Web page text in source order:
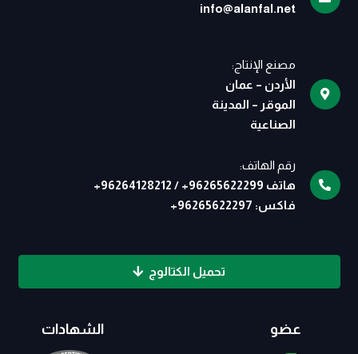
info@alanfal.net
مصنع الإنتاج:
الأردن – عمان
الموقر – المدينة
الصناعية
رقم الهاتف:
هاتف 96265622299
+
/
96264128212
+
فاكس: 96265622297
+
تحميل الكتالوج
عضو الشهادات